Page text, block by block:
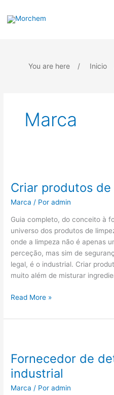
You are here / Inicio
Marca
Criar produtos
Marca / Por admin
Guia completo, do conceito à
universo dos produtos de
onde a limpeza não é apenas
perceção, mas sim de
legal, é o industrial. Criar
muito além de misturar
de
limpeza
industrial
Read More »
Fornecedor de
industrial
Marca / Por admin
detergente
industrial